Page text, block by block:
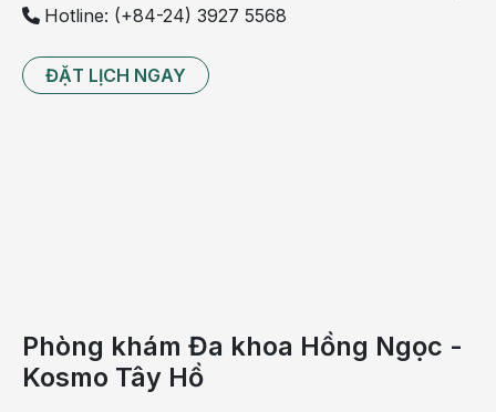
Hotline: (+84-24) 3927 5568
ĐẶT LỊCH NGAY
Phòng khám Đa khoa Hồng Ngọc -
Kosmo Tây Hồ